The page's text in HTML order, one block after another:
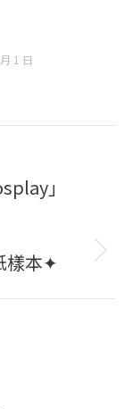
1 日
」
樣本✦